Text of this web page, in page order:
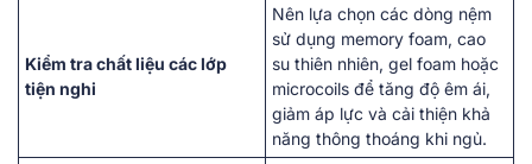
Kiểm tra chất liệu các lớp
tiện nghi
Nên lựa chọn các dòng nệm
sử dụng memory foam, cao
su thiên nhiên, gel foam hoặc
microcoils để tăng độ êm ái,
giảm áp lực và cải thiện khả
năng thông thoáng khi ngủ.